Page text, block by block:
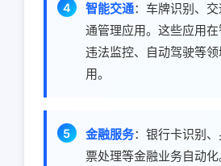
智能交通：车牌识别、
通管理应用。这些应用
违法监控、自动驾驶等
用。
金融服务：银行卡识别
票处理等金融业务自动